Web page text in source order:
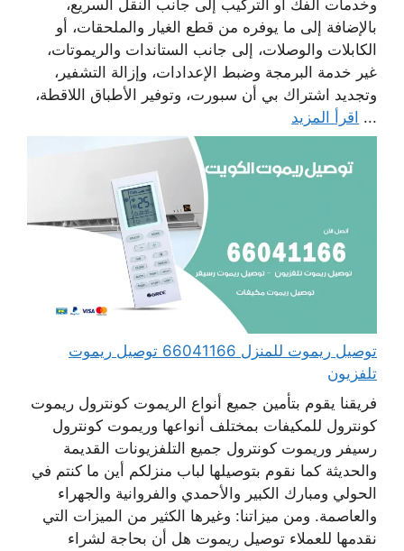
وخدمات الفك أو التركيب إلى جانب النقل السريع،
بالإضافة إلى ما يوفره من قطع الغيار والملحقات، أو
الكابلات والوصلات، إلى جانب الستاندات والريموتات،
غير خدمة البرمجة وضبط الإعدادات، وإزالة التشفير،
وتجديد اشتراك بي أن سبورت، وتوفير الأطباق اللاقطة،
... اقرأ المزيد
توصيل ريموت للمنزل 66041166 توصيل ريموت
تلفزيون
فريقنا يقوم بتأمين جميع أنواع الريموت كونترول ريموت
كونترول للمكيفات بمختلف أنواعها وريموت كونترول
رسيفر وريموت كونترول جميع التلفزيونات القديمة
والحديثة كما نقوم بتوصيلها لباب منزلكم أين ما كنتم في
الحولي ومبارك الكبير والأحمدي والفروانية والجهراء
والعاصمة. ومن ميزاتنا: وغيرها الكثير من الميزات التي
نقدمها للعملاء توصيل ريموت هل أن بحاجة لشراء